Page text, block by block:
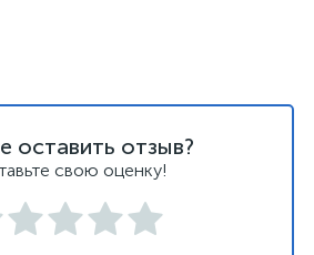
оставить отзыв?
свою оценку!